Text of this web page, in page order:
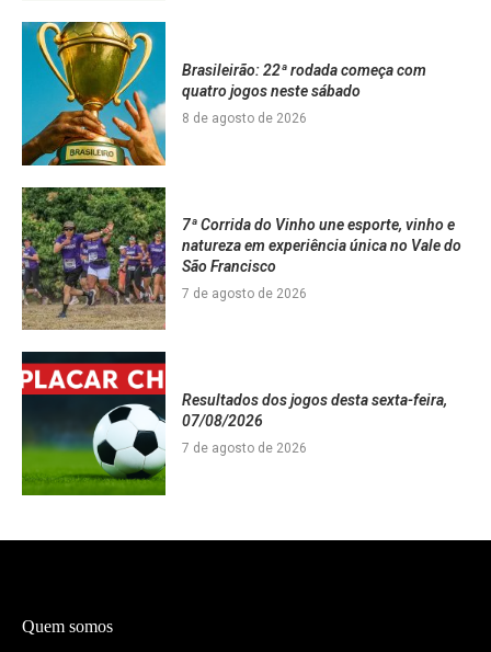
Brasileirão: 22ª rodada começa com
quatro jogos neste sábado
8 de agosto de 2026
7ª Corrida do Vinho une esporte, vinho e
natureza em experiência única no Vale do
São Francisco
7 de agosto de 2026
Resultados dos jogos desta sexta-feira,
07/08/2026
7 de agosto de 2026
Quem somos